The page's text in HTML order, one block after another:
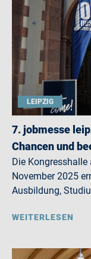
LEIPZIG
7. jobmesse
Chancen und
Die
November 2025
Ausbildung,
WEITERLESEN